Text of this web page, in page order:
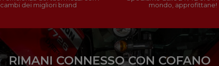
dei migliori brand
mondo, approfittane!
RIMANI CONNESSO CON COFANO